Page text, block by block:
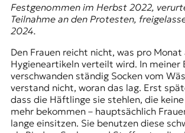
Festgenommen im Herbst 2022,
Teilnahme an den Protesten,
2024.
Den Frauen reicht nicht, was pro Monat
Hygieneartikeln verteilt wird. In meiner
verschwanden ständig Socken vom
verstand nicht, woran das lag. Erst
dass die Häftlinge sie stehlen, die
mehr bekommen – hauptsächlich
lange einsitzen. Sie benutzen diese